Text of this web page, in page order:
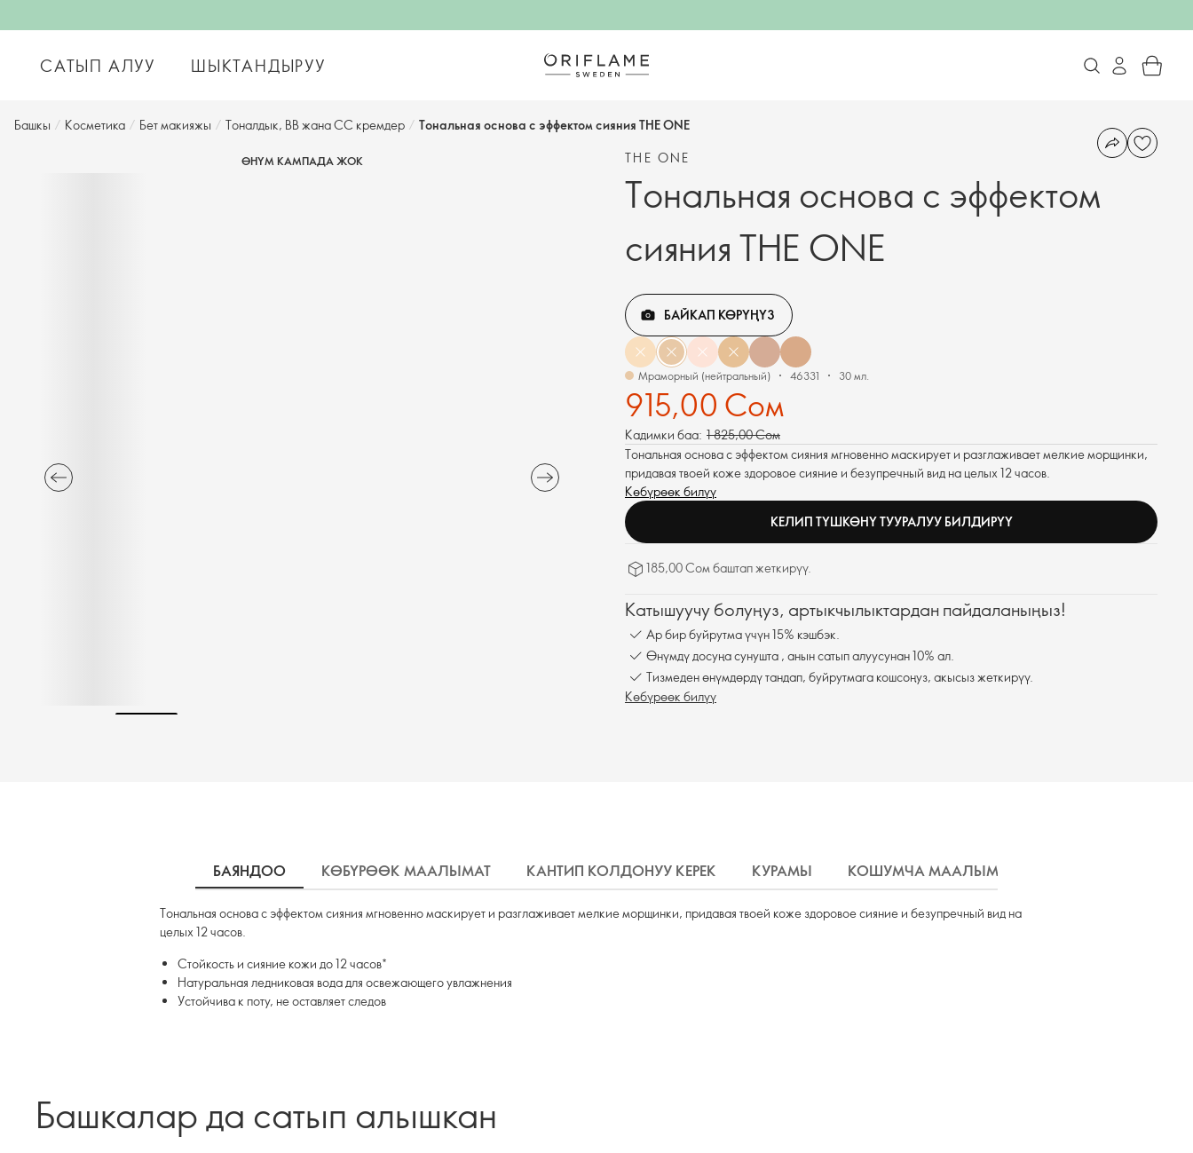
САТЫП АЛУУ ШЫКТАНДЫРУУ
Башкы / Косметика / Бет макияжы / Тоналдык, BB жана CC кремдер​ / Тональная основа с эффектом сияния THE ONE
ӨНҮМ КАМПАДА ЖОК THE ONE
Тональная основа с эффектом
сияния THE ONE
БАЙКАП КӨРҮҢҮЗ
Мраморный (нейтральный) 46331 30 мл.
915,00 Сом
Кадимки баа: 1 825,00 Сом
Тональная основа с эффектом сияния мгновенно маскирует и разглаживает мелкие морщинки,
придавая твоей коже здоровое сияние и безупречный вид на целых 12 часов.
Көбүрөөк билүү
КЕЛИП ТҮШКӨНҮ ТУУРАЛУУ БИЛДИРҮҮ
185,00 Сом баштап жеткирүү.
Катышуучу болуңуз, артыкчылыктардан пайдаланыңыз!
Ар бир буйрутма үчүн 15% кэшбэк.
Өнүмдү досуңа сунушта , анын сатып алуусунан 10% ал.
Тизмеден өнүмдөрдү тандап, буйрутмага кошсоңуз, акысыз жеткирүү.
Көбүрөөк билүү
БАЯНДОО КӨБҮРӨӨК МААЛЫМАТ КАНТИП КОЛДОНУУ КЕРЕК КУРАМЫ КОШУМЧА МААЛЫМАТ
Тональная основа с эффектом сияния мгновенно маскирует и разглаживает мелкие морщинки, придавая твоей коже здоровое сияние и безупречный вид на
целых 12 часов.
Стойкость и сияние кожи до 12 часов*
Натуральная ледниковая вода для освежающего увлажнения
Устойчива к поту, не оставляет следов
Башкалар да сатып алышкан